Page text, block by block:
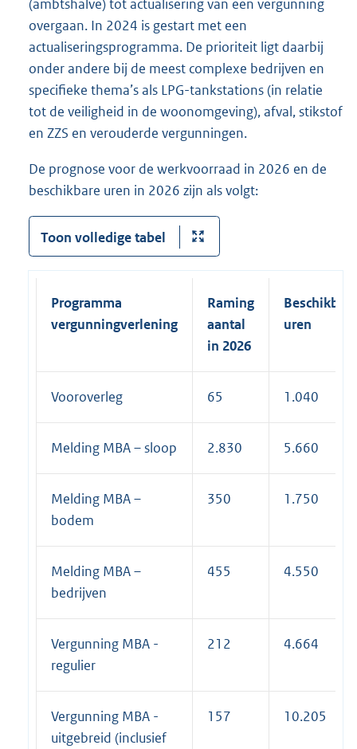
(ambtshalve) tot actualisering van een vergunning
overgaan. In 2024 is gestart met een
actualiseringsprogramma. De prioriteit ligt daarbij
onder andere bij de meest complexe bedrijven en
specifieke thema’s als LPG-tankstations (in relatie
tot de veiligheid in de woonomgeving), afval, stikstof
en ZZS en verouderde vergunningen.
De prognose voor de werkvoorraad in 2026 en de
beschikbare uren in 2026 zijn als volgt:
Toon volledige tabel
Programma
vergunningverlening
Raming
aantal
in 2026
Beschikbare
uren
Vooroverleg 65 1.040
Melding MBA – sloop 2.830 5.660
Melding MBA –
bodem
350 1.750
Melding MBA –
bedrijven
455 4.550
Vergunning MBA -
regulier
212 4.664
Vergunning MBA -
uitgebreid (inclusief
157 10.205